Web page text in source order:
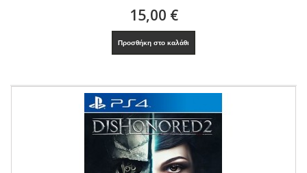
15,00 €
Προσθήκη στο καλάθι